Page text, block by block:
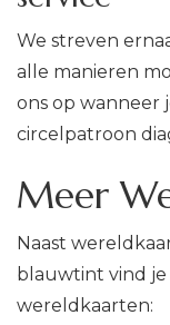
We streven
alle manieren
ons op wanneer
circelpatroon
Meer
Naast
blauwtint vind
wereldkaarten: